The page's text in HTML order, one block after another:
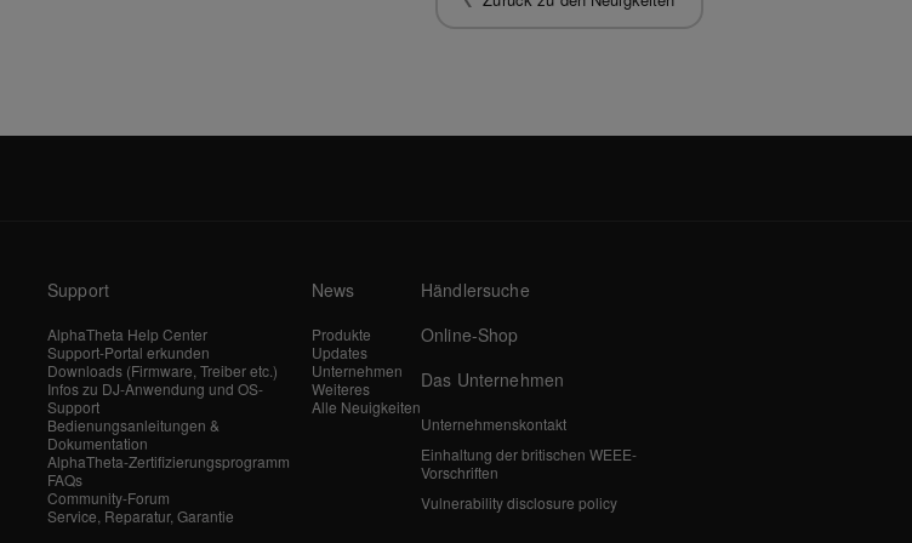
Support
AlphaTheta Help Center
Support-Portal erkunden
Downloads (Firmware, Treiber etc.)
Infos zu DJ-Anwendung und OS-
Support
Bedienungsanleitungen &
Dokumentation
AlphaTheta-Zertifizierungsprogramm
FAQs
Community-Forum
Service, Reparatur, Garantie
News
Produkte
Updates
Unternehmen
Weiteres
Alle Neuigkeiten
Händlersuche
Online-Shop
Das Unternehmen
Unternehmenskontakt
Einhaltung der britischen WEEE-
Vorschriften
Vulnerability disclosure policy